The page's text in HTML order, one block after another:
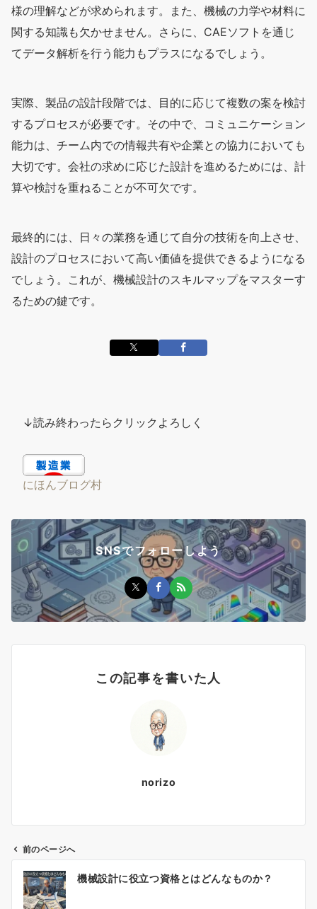
様の理解などが求められます。また、機械の力学や材料に
関する知識も欠かせません。さらに、CAEソフトを通じ
てデータ解析を行う能力もプラスになるでしょう。
実際、製品の設計段階では、目的に応じて複数の案を検討
するプロセスが必要です。その中で、コミュニケーション
能力は、チーム内での情報共有や企業との協力においても
大切です。会社の求めに応じた設計を進めるためには、計
算や検討を重ねることが不可欠です。
最終的には、日々の業務を通じて自分の技術を向上させ、
設計のプロセスにおいて高い価値を提供できるようになる
でしょう。これが、機械設計のスキルマップをマスターす
るための鍵です。
↓読み終わったらクリックよろしく
にほんブログ村
SNSでフォローしよう
この記事を書いた人
norizo
前のページへ
機械設計に役立つ資格とはどんなものか？